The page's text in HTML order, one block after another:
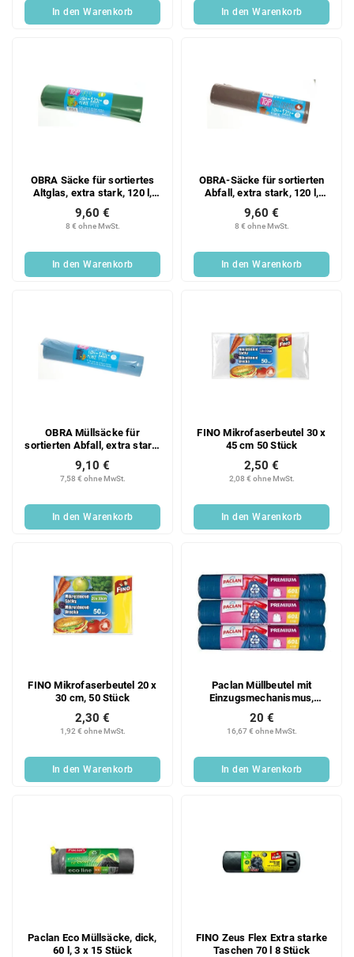
In den Warenkorb In den Warenkorb
OBRA Säcke für sortiertes
Altglas, extra stark, 120 l,
grün, 15 Stück
8 € ohne MwSt.
9,60 €
In den Warenkorb
OBRA-Säcke für sortierten
Abfall, extra stark, 120 l,
braun, 20 Stück
8 € ohne MwSt.
9,60 €
In den Warenkorb
OBRA Müllsäcke für
sortierten Abfall, extra stark,
120 l, blau, 25 Stück
7,58 € ohne MwSt.
9,10 €
In den Warenkorb
FINO Mikrofaserbeutel 30 x
45 cm 50 Stück
2,08 € ohne MwSt.
2,50 €
In den Warenkorb
FINO Mikrofaserbeutel 20 x
30 cm, 50 Stück
1,92 € ohne MwSt.
2,30 €
In den Warenkorb
Paclan Müllbeutel mit
Einzugsmechanismus,
16,67 € ohne MwSt.
20 €
In den Warenkorb
Paclan Eco Müllsäcke, dick,
60 l, 3 x 15 Stück
FINO Zeus Flex Extra starke
Taschen 70 l 8 Stück